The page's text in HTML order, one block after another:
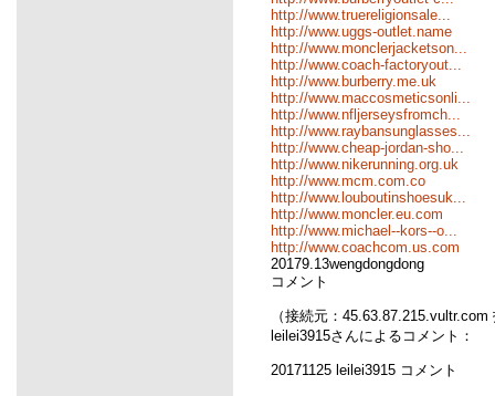
http://www.truereligionsale...
http://www.uggs-outlet.name
http://www.monclerjacketson...
http://www.coach-factoryout...
http://www.burberry.me.uk
http://www.maccosmeticsonli...
http://www.nfljerseysfromch...
http://www.raybansunglasses...
http://www.cheap-jordan-sho...
http://www.nikerunning.org.uk
http://www.mcm.com.co
http://www.louboutinshoesuk...
http://www.moncler.eu.com
http://www.michael--kors--o...
http://www.coachcom.us.com
20179.13wengdongdong
コメント
（接続元：
leilei3915さんによるコメント：
20171125 leilei3915 コメント